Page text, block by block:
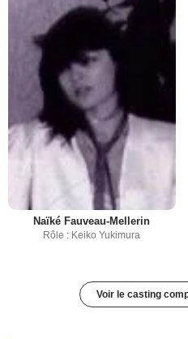
Naïké Fauveau-Mellerin
Rôle : Keiko Yukimura
Voir le casting